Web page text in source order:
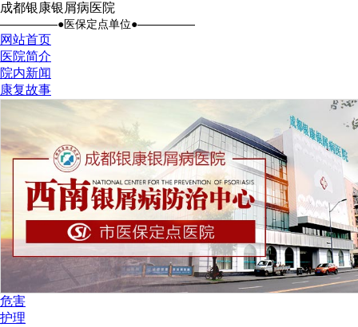
成都银康银屑病医院
●医保定点单位●
网站首页
医院简介
院内新闻
康复故事
危害
护理